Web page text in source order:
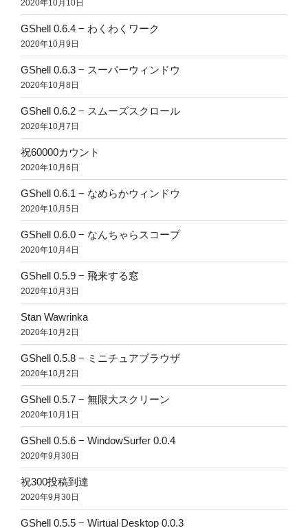
2020年10月10日
GShell 0.6.4 − わくわくワーク
2020年10月9日
GShell 0.6.3 − スーパーウィンドウ
2020年10月8日
GShell 0.6.2 − スムーズスクロール
2020年10月7日
祝60000カウント
2020年10月6日
GShell 0.6.1 − なめらかウィンドウ
2020年10月5日
GShell 0.6.0 − なんちゃらスコープ
2020年10月4日
GShell 0.5.9 − 飛来する窓
2020年10月3日
Stan Wawrinka
2020年10月2日
GShell 0.5.8 − ミニチュアブラウザ
2020年10月2日
GShell 0.5.7 − 無限大スクリーン
2020年10月1日
GShell 0.5.6 − WindowSurfer 0.0.4
2020年9月30日
祝300投稿到達
2020年9月30日
GShell 0.5.5 − Wirtual Desktop 0.0.3